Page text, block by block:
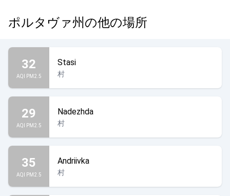
ポルタヴァ州の他の場所
32
AQI PM2.5
Stasi
村
29
AQI PM2.5
Nadezhda
村
35
AQI PM2.5
Andriivka
村